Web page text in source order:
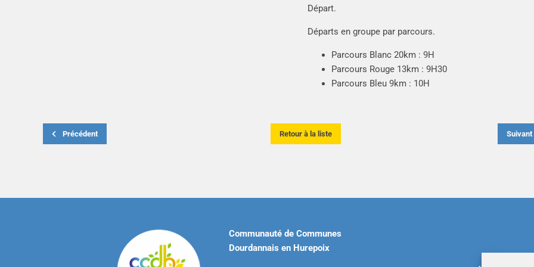
Départ.
Départs en groupe par parcours.
Parcours Blanc 20km : 9H
Parcours Rouge 13km : 9H30
Parcours Bleu 9km : 10H
Précédent Retour à la liste Suivant
Communauté de Communes
Dourdannais en Hurepoix